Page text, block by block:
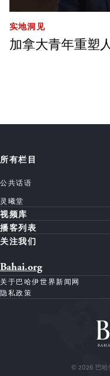
实地洞见
加拿大青年重塑
所有栏目
公共话语
灵曦堂
视频库
播客列表
关注我们
Bahai.org
关于巴哈伊世界新闻网
隐私政策
© 2026 巴哈